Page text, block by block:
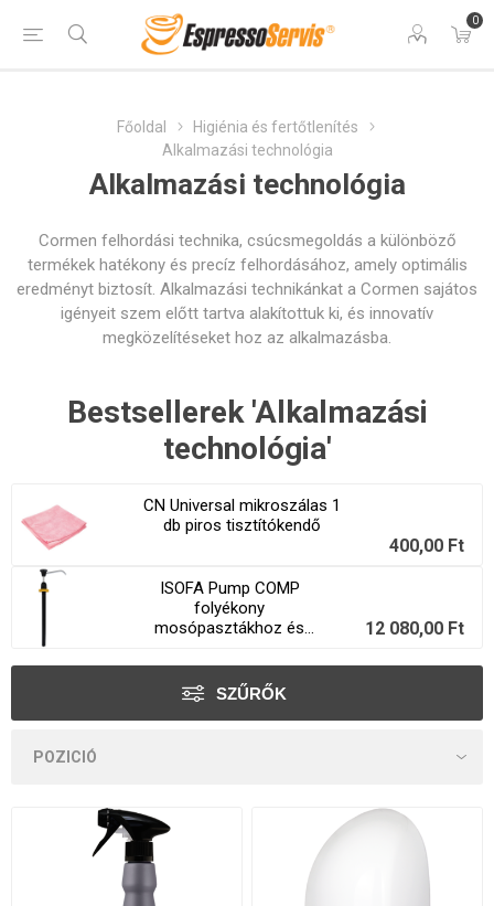
0
Főoldal
Higiénia és fertőtlenítés
Alkalmazási technológia
Alkalmazási technológia
Cormen felhordási technika, csúcsmegoldás a különböző
termékek hatékony és precíz felhordásához, amely optimális
eredményt biztosít. Alkalmazási technikánkat a Cormen sajátos
igényeit szem előtt tartva alakítottuk ki, és innovatív
megközelítéseket hoz az alkalmazásba.
Bestsellerek 'Alkalmazási
technológia'
CN Universal mikroszálas 1
db piros tisztítókendő
400,00 Ft
ISOFA Pump COMP
folyékony
mosópasztákhoz és
12 080,00 Ft
SZŰRŐK